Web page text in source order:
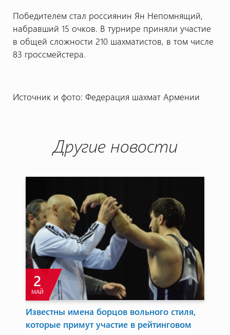
Победителем стал россиянин Ян Непомнящий,
набравший 15 очков. В турнире приняли участие
в общей сложности 210 шахматистов, в том числе
83 гроссмейстера.
Источник и фото: Федерация шахмат Армении
Другие новости
2
МАЙ
Известны имена борцов вольного стиля,
которые примут участие в рейтинговом